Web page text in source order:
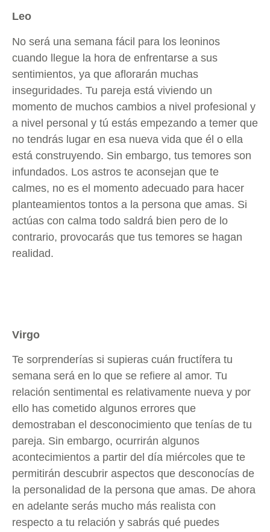
Leo
No será una semana fácil para los leoninos
cuando llegue la hora de enfrentarse a sus
sentimientos, ya que aflorarán muchas
inseguridades. Tu pareja está viviendo un
momento de muchos cambios a nivel profesional y
a nivel personal y tú estás empezando a temer que
no tendrás lugar en esa nueva vida que él o ella
está construyendo. Sin embargo, tus temores son
infundados. Los astros te aconsejan que te
calmes, no es el momento adecuado para hacer
planteamientos tontos a la persona que amas. Si
actúas con calma todo saldrá bien pero de lo
contrario, provocarás que tus temores se hagan
realidad.
Virgo
Te sorprenderías si supieras cuán fructífera tu
semana será en lo que se refiere al amor. Tu
relación sentimental es relativamente nueva y por
ello has cometido algunos errores que
demostraban el desconocimiento que tenías de tu
pareja. Sin embargo, ocurrirán algunos
acontecimientos a partir del día miércoles que te
permitirán descubrir aspectos que desconocías de
la personalidad de la persona que amas. De ahora
en adelante serás mucho más realista con
respecto a tu relación y sabrás qué puedes